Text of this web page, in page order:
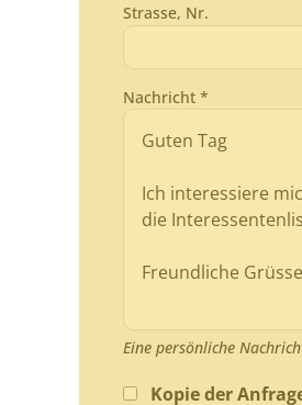
Strasse, Nr.
Nachricht *
Eine persönliche
Kopie der